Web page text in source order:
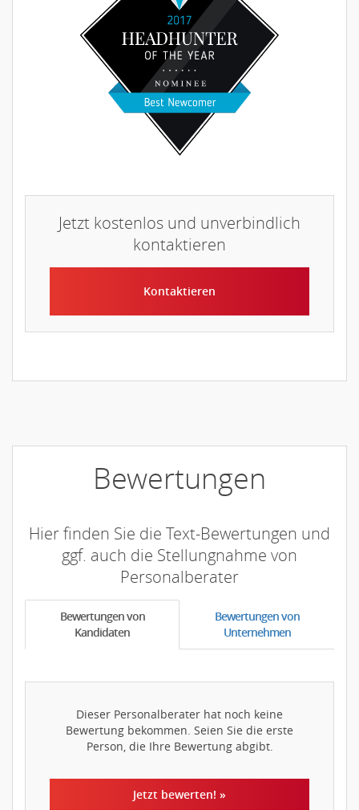
Jetzt kostenlos und unverbindlich
kontaktieren
Kontaktieren
Bewertungen
Hier finden Sie die Text-Bewertungen und
ggf. auch die Stellungnahme von
Personalberater
Bewertungen von
Kandidaten
Bewertungen von
Unternehmen
Dieser Personalberater hat noch keine
Bewertung bekommen. Seien Sie die erste
Person, die Ihre Bewertung abgibt.
Jetzt bewerten! »